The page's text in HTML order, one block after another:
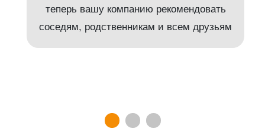
теперь вашу компанию рекомендовать
соседям, родственникам и всем друзьям